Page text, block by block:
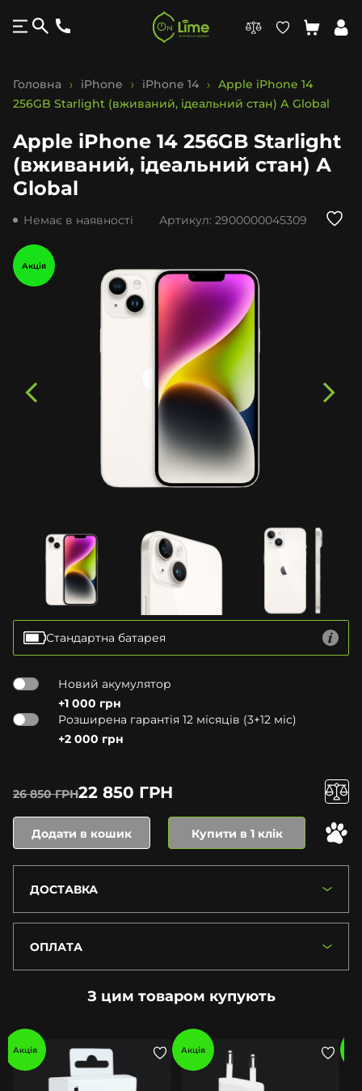
Головна iPhone iPhone 14
Apple iPhone 14
256GB Starlight (вживаний, ідеальний стан) А Global
Apple iPhone 14 256GB Starlight
(вживаний, ідеальний стан) А
Global
Немає в наявності Артикул: 2900000045309
Акція
Стандартна батарея
Новий акумулятор
+1 000 грн
Розширена гарантія 12 місяців (3+12 міс)
+2 000 грн
26 850 ГРН22 850 ГРН
Додати в кошик Купити в 1 клік
ДОСТАВКА
ОПЛАТА
З цим товаром купують
Акція Акція